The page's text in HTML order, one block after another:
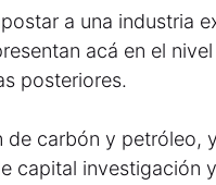
a una industria
acá en el
posteriores.
carbón y petróleo,
capital investigación